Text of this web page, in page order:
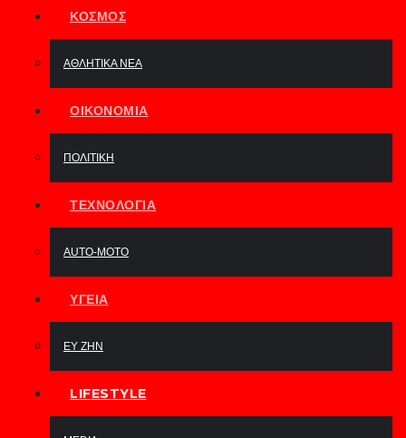
ΚΌΣΜΟΣ
ΑΘΛΗΤΙΚΆ ΝΈΑ
ΟΙΚΟΝΟΜΊΑ
ΠΟΛΙΤΙΚΉ
ΤΕΧΝΟΛΟΓΊΑ
AUTO-MOTO
ΥΓΕΊΑ
ΕΥ ΖΗΝ
LIFESTYLE